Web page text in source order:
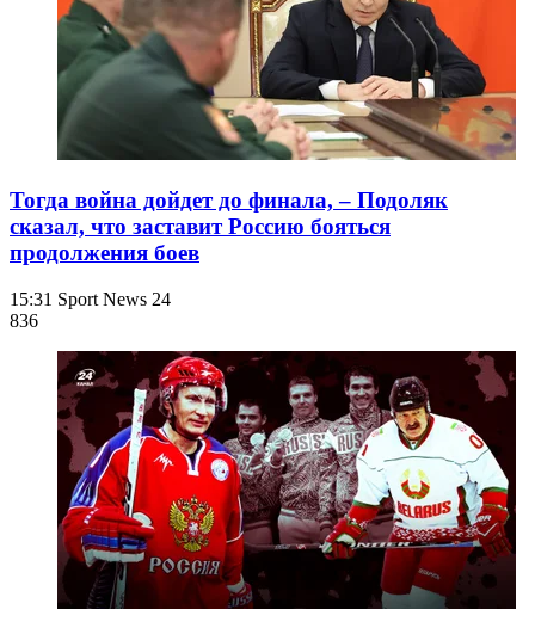
Тогда война дойдет до финала, – Подоляк
сказал, что заставит Россию бояться
продолжения боев
15:31 Sport News 24
836